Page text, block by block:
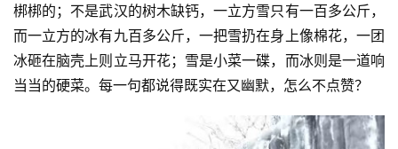
梆梆的；不是武汉的树木缺钙，一立方雪只有一百多公斤，
而一立方的冰有九百多公斤，一把雪扔在身上像棉花，一团
冰砸在脑壳上则立马开花；雪是小菜一碟，而冰则是一道响
当当的硬菜。每一句都说得既实在又幽默，怎么不点赞？